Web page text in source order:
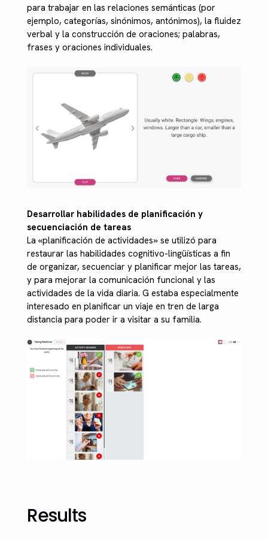
para trabajar en las relaciones semánticas (por
ejemplo, categorías, sinónimos, antónimos), la fluidez
verbal y la construcción de oraciones; palabras,
frases y oraciones individuales.
Desarrollar habilidades de planificación y
secuenciación de tareas
La «planificación de actividades» se utilizó para
restaurar las habilidades cognitivo-lingüísticas a fin
de organizar, secuenciar y planificar mejor las tareas,
y para mejorar la comunicación funcional y las
actividades de la vida diaria. G estaba especialmente
interesado en planificar un viaje en tren de larga
distancia para poder ir a visitar a su familia.
Results